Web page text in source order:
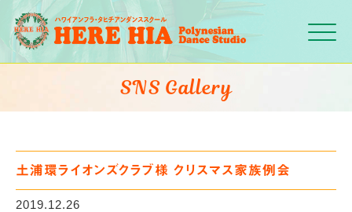
Click
SNS Gallery
土浦環ライオンズクラブ様 クリスマス家族例会
2019.12.26